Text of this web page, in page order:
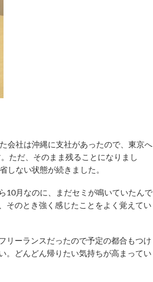
会社は沖縄に支社があったので、東京へ
ただ、そのまま残ることになりまし
しない状態が続きました。
10月なのに、まだセミが鳴いていたんで
そのとき強く感じたことをよく覚えてい
リーランスだったので予定の都合もつけ
。どんどん帰りたい気持ちが高まってい